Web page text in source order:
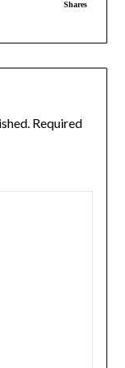
Shares
Required